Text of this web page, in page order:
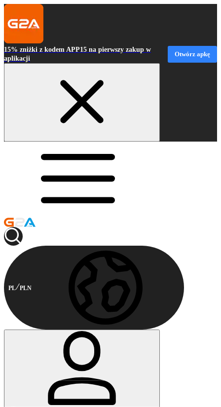
15% zniżki z kodem APP15 na pierwszy zakup w
aplikacji
Otwórz apkę
PL PLN